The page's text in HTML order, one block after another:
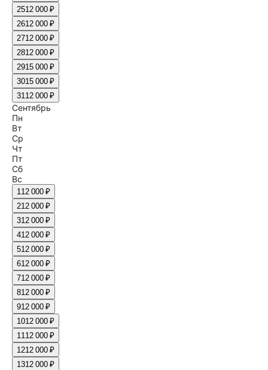
2512 000 ₽
2612 000 ₽
2712 000 ₽
2812 000 ₽
2915 000 ₽
3015 000 ₽
3112 000 ₽
Сентябрь
Пн
Вт
Ср
Чт
Пт
Сб
Вс
112 000 ₽
212 000 ₽
312 000 ₽
412 000 ₽
512 000 ₽
612 000 ₽
712 000 ₽
812 000 ₽
912 000 ₽
1012 000 ₽
1112 000 ₽
1212 000 ₽
1312 000 ₽